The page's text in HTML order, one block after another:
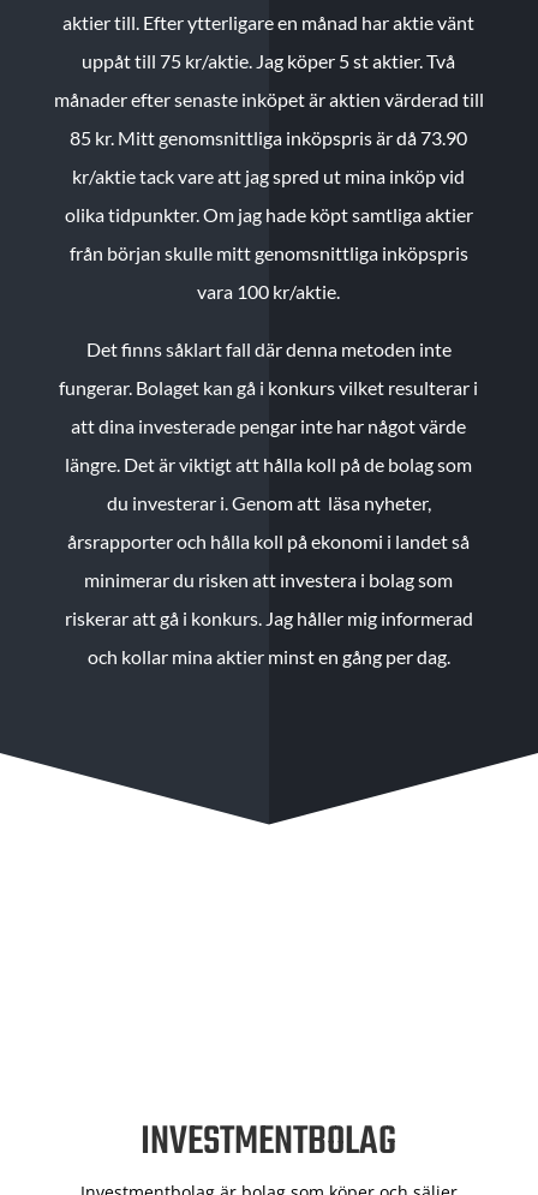
aktier till. Efter ytterligare en månad har aktie vänt
uppåt till 75 kr/aktie. Jag köper 5 st aktier.Två
månader efter senaste inköpet är aktien värderad till
85 kr. Mitt genomsnittliga inköpspris är då 73.90
kr/aktie tack vare att jag spred ut mina inköp vid
olika tidpunkter. Om jag hade köpt samtliga aktier
från början skulle mitt genomsnittliga inköpspris
vara 100 kr/aktie.
Det finns såklart fall där denna metoden inte
fungerar. Bolaget kan gå i konkurs vilket resulterar i
att dina investerade pengar inte har något värde
längre. Det är viktigt att hålla koll på de bolag som
du investerar i. Genom att läsa nyheter,
årsrapporter och hålla koll på ekonomi i landet så
minimerar du risken att investera i bolag som
riskerar att gå i konkurs. Jag håller mig informerad
och kollar mina aktier minst en gång per dag.
INVESTMENTBOLAG